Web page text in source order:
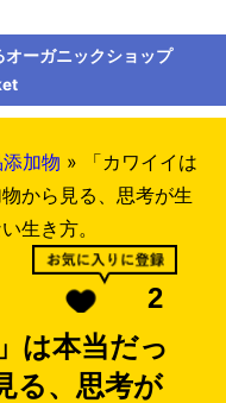
ーガニックショップ
加物 »
「カワイイは
から見る、思考が生
生き方。
2
は本当だっ
る、思考が